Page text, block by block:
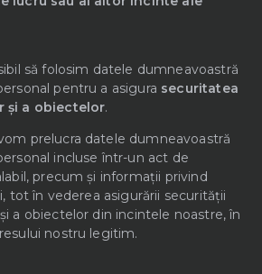
să folosim datele dumneavoastră
pentru a asigura securitatea
și a obiectelor.
prelucra datele dumneavoastră
incluse într-un act de
precum și informații privind
tot în vederea asigurării securității
a obiectelor din incintele noastre, în
nostru legitim.